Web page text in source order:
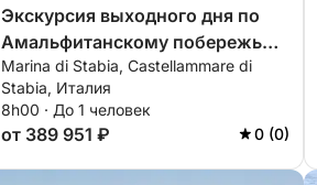
Экскурсия выходного дня по
Амальфитанскому побережью
и отелю Ли Галли.
Marina di Stabia, Castellammare di
Stabia, Италия
8h00 · До 1 человек
от 389 951 ₽ 0 (0)